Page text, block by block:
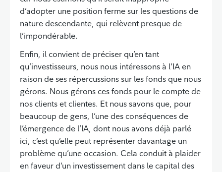
d’adopter une position ferme sur les questions de
nature descendante, qui relèvent presque de
l’impondérable.
Enfin, il convient de préciser qu’en tant
qu’investisseurs, nous nous intéressons à l’IA en
raison de ses répercussions sur les fonds que nous
gérons. Nous gérons ces fonds pour le compte de
nos clients et clientes. Et nous savons que, pour
beaucoup de gens, l’une des conséquences de
l’émergence de l’IA, dont nous avons déjà parlé
ici, c’est qu’elle peut représenter davantage un
problème qu’une occasion. Cela conduit à plaider
en faveur d’un investissement dans le capital des